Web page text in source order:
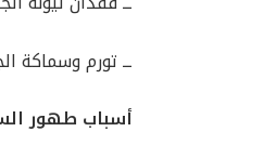
ــ تورم وسماكة
أسباب طهور